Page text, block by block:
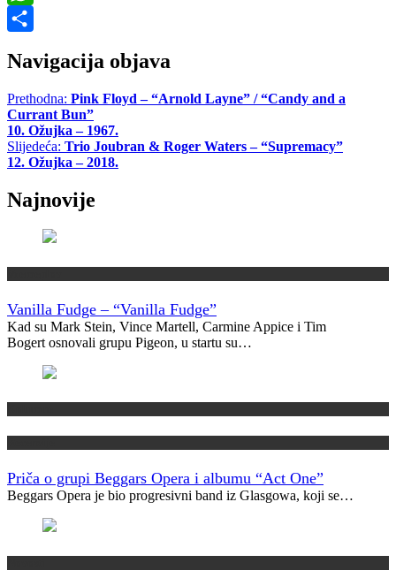
WhatsApp
Navigacija objava
Prethodna: Pink Floyd – “Arnold Layne” / “Candy and a
Currant Bun”
10. Ožujka – 1967.
Slijedeća: Trio Joubran & Roger Waters – “Supremacy”
12. Ožujka – 2018.
Najnovije
Vanilla Fudge – “Vanilla Fudge”
Kad su Mark Stein, Vince Martell, Carmine Appice i Tim
Bogert osnovali grupu Pigeon, u startu su…
Priča o grupi Beggars Opera i albumu “Act One”
Beggars Opera je bio progresivni band iz Glasgowa, koji se…